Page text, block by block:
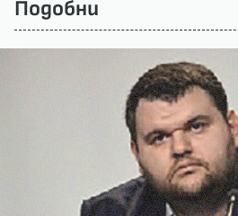
Подобни